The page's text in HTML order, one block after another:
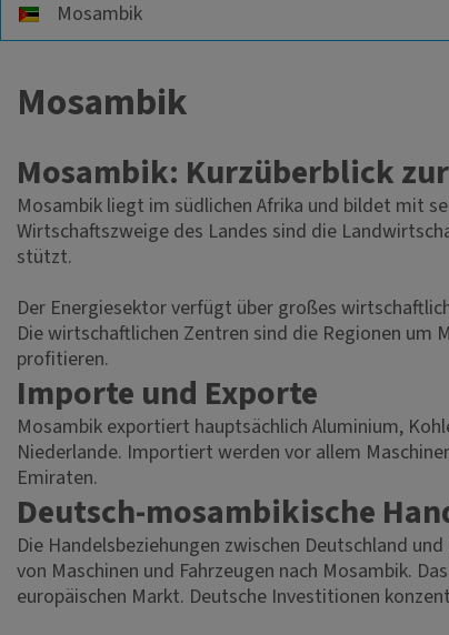
Mosambik
Mosambik: Kurzüberblick
Mosambik liegt im südlichen Afrika und bildet mit
Wirtschaftszweige des Landes sind die
stützt.
Der Energiesektor verfügt über großes
Die wirtschaftlichen Zentren sind die Regionen um
profitieren.
Importe und Exporte
Mosambik exportiert hauptsächlich Aluminium,
Niederlande. Importiert werden vor allem
Emiraten.
Deutsch-mosambikische
Die Handelsbeziehungen zwischen Deutschland
von Maschinen und Fahrzeugen nach Mosambik.
europäischen Markt. Deutsche Investitionen